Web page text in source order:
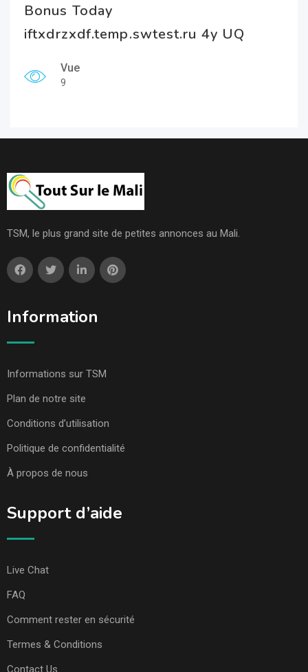
Bonus Today
iftxdrzxdf.temp.swtest.ru 4y UQ
Vue
9
TSM, le plus grand site de petites annonces au Mali.
Information
Informations sur TSM
Plan de notre site
Conditions d’utilisation
Politique de confidentialité
À propos de nous
Support d’aide
Live Chat
FAQ
Comment rester en sécurité
Termes & Conditions
Contact Us